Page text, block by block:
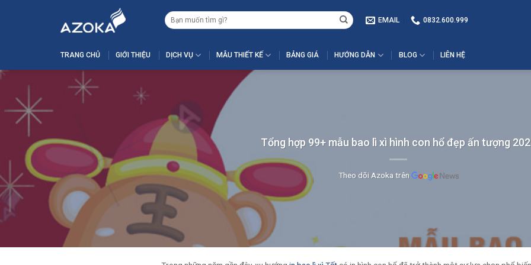
Tìm
kiếm:
EMAIL 0832.600.999
TRANG CHỦ GIỚI THIỆU DỊCH VỤ MẪU THIẾT KẾ BẢNG GIÁ HƯỚNG DẪN BLOG LIÊN HỆ
Tổng hợp 99+ mẫu bao lì xì hình con hổ đẹp ấn tượng
Theo dõi Azoka trên